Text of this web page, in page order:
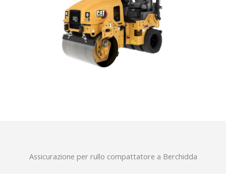
Assicurazione per rullo compattatore a Berchidda